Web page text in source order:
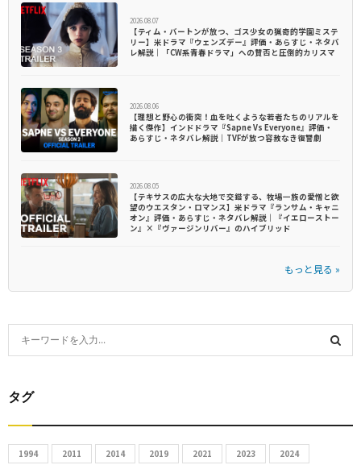
2026.08.07
【ティム・バートンが放つ、ゴス少女の猟奇的学園ミステ
リー】米ドラマ『ウェンズデー』評価・あらすじ・ネタバ
レ解説｜「CW系青春ドラマ」への賛否と圧倒的カリスマ
2026.08.06
【理想と野心の衝突！血を吐くような若者たちのリアルを
描く傑作】インドドラマ『Sapne Vs Everyone』評価・
あらすじ・ネタバレ解説｜TVFが放つ容赦なき復讐劇
2026.08.05
【テキサスの広大な大地で交錯する、牧場一族の愛憎と欲
望のウエスタン・ロマンス】米ドラマ『ランサム・キャニ
オン』評価・あらすじ・ネタバレ解説｜『イエローストー
ン』×『ヴァージンリバー』のハイブリッド
もっと見る »
e
r
タグ
1994 2011 2014 2019 2021 2023 2024